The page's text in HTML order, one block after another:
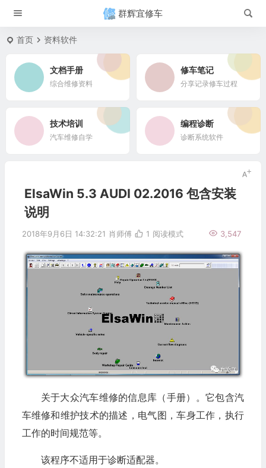
群辉宜修车
首页 资料软件
文档手册
综合维修资料
修车笔记
分享记录修车过程
技术培训
汽车维修自学
编程诊断
诊断系统软件
ElsaWin 5.3 AUDI 02.2016 包含安装
说明
2018年9月6日 14:32:21 肖师傅 3,547
1 阅读模式
关于大众汽车维修的信息库（手册）。它包含汽
车维修和维护技术的描述，电气图，车身工作，执行
工作的时间规范等。
该程序不适用于诊断适配器。